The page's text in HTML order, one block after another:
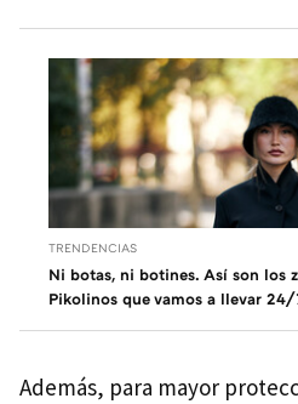
TRENDENCIAS
Ni botas, ni botines. Así son los
Pikolinos que vamos a llevar 24/
Además, para mayor